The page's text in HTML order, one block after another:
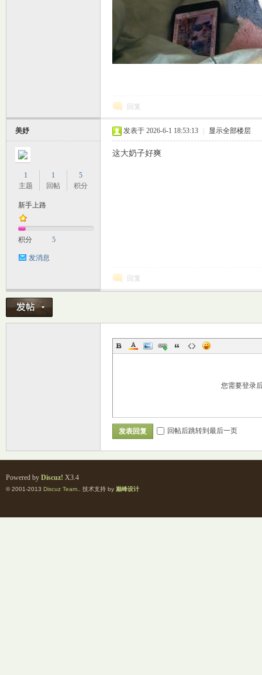
回复
美妤
1
主题
1
回帖
5
积分
新手上路
积分 5
发消息
发表于 2026-6-1 18:53:13 显示全部楼层
这大奶子好爽
回复
您需要登录
发表回复 回帖后跳转到最后一页
Powered by Discuz! X3.4
© 2001-2013 Discuz Team. . 技术支持 by 巅峰设计